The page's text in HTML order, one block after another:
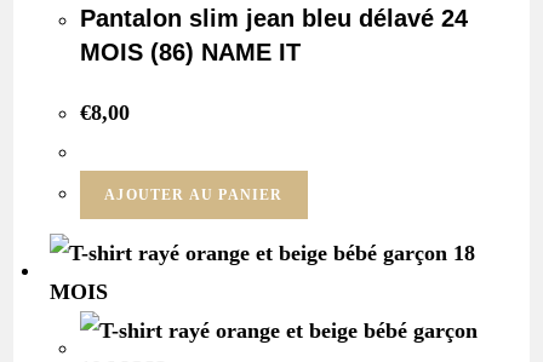
Pantalon slim jean bleu délavé 24
MOIS (86) NAME IT
€8,00
AJOUTER AU PANIER